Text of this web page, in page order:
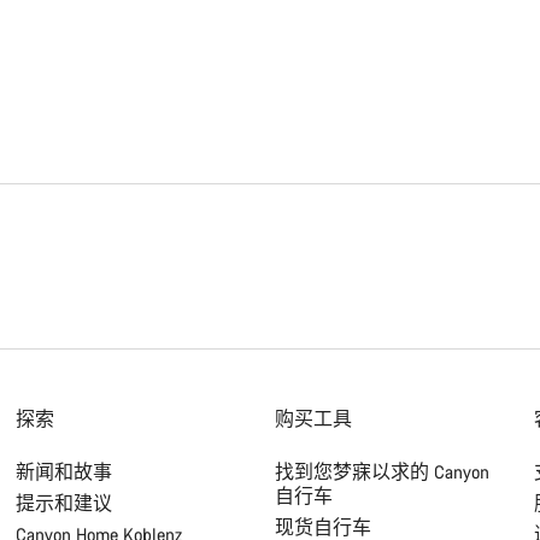
探索
新闻和故事
提示和建议
Canyon Home Koblenz
购买工具
找到您梦寐以求的 Canyon
自行车
现货自行车